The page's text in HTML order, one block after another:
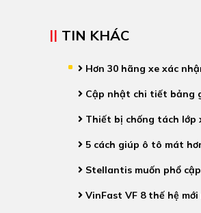
TIN KHÁC
Hơn 30 hãng xe xác
Cập nhật chi tiết bảng
Thiết bị chống tách lớp
5 cách giúp ô tô mát
Stellantis muốn phổ
VinFast VF 8 thế hệ